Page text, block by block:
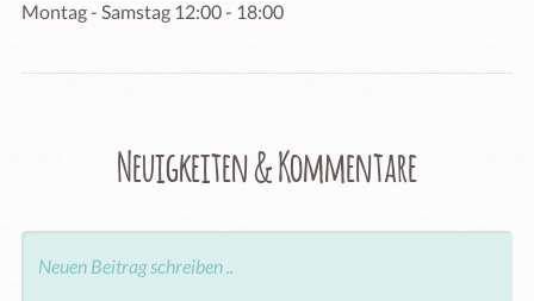
Montag - Samstag 12:00 - 18:00
Neuigkeiten & Kommentare